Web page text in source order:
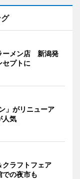
ーメン店 新潟発
セプトに
」がリニューア
人気
クラフトフェア
の夜市も